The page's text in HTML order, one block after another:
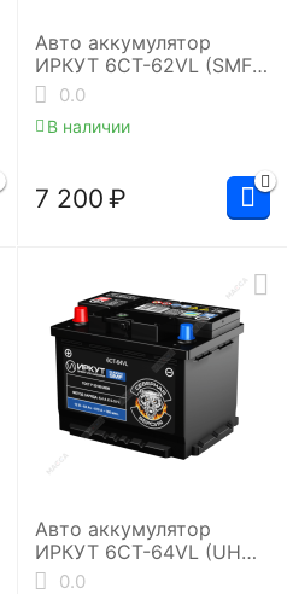
Авто аккумулятор
ИРКУТ 6CT-62VL (SMF-
L2RU)
0.0
В наличии
7 200 ₽
Авто аккумулятор
ИРКУТ 6CT-64VL (UHD-
L2RU)
0.0